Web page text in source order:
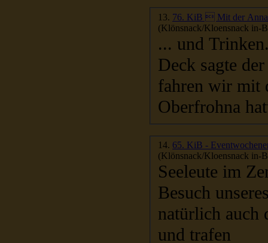
13. 76. KiB  Mit der Anna
(Klönsnack/Kloensnack in-
... und
Deck sagte
fahren wir mit
Oberfrohna
14. 65. KiB -
(Klönsnack/Kloensnack in-
Seeleute im
Besuch
natürlich auch
und trafen